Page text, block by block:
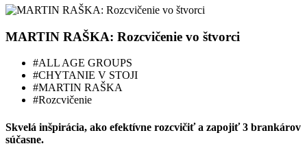
MARTIN RAŠKA: Rozcvičenie vo štvorci
#ALL AGE GROUPS
#CHYTANIE V STOJI
#MARTIN RAŠKA
#Rozcvičenie
Skvelá inšpirácia, ako efektívne rozcvičiť a zapojiť 3 brankárov
súčasne.